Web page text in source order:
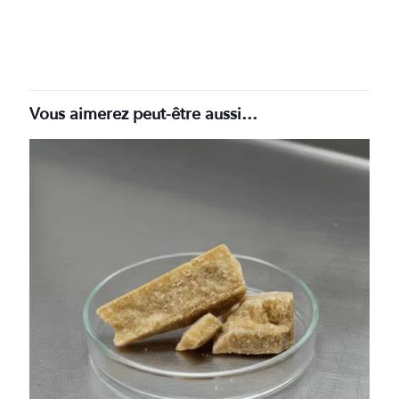
Vous aimerez peut-être aussi…